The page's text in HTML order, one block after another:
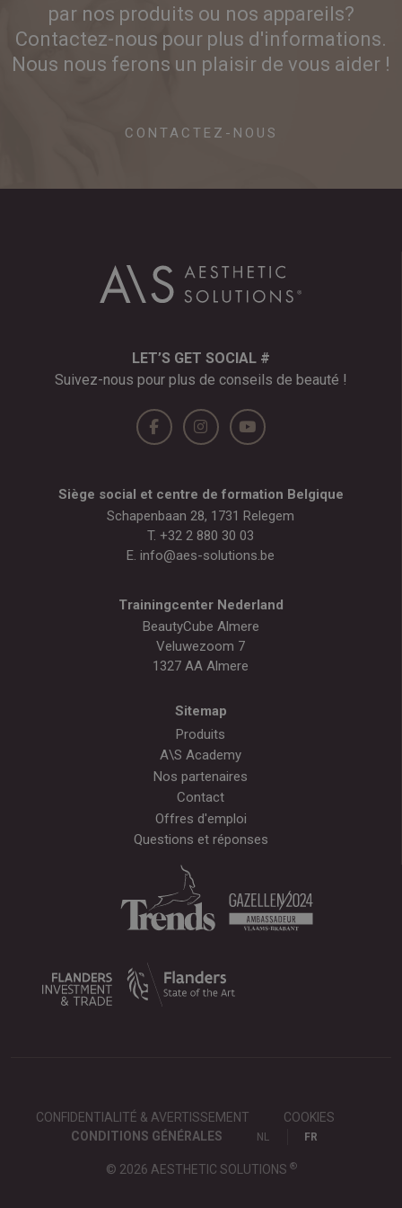
par nos produits ou nos appareils?
Contactez-nous pour plus d'informations.
Nous nous ferons un plaisir de vous aider !
CONTACTEZ-NOUS
LET’S GET SOCIAL #
Suivez-nous pour plus de conseils de beauté !
Siège social et centre de formation Belgique
Schapenbaan 28, 1731 Relegem
T. +32 2 880 30 03
E. info@aes-solutions.be
Trainingcenter Nederland
BeautyCube Almere
Veluwezoom 7
1327 AA Almere
Sitemap
Produits
A\S Academy
Nos partenaires
Contact
Offres d'emploi
Questions et réponses
CONFIDENTIALITÉ & AVERTISSEMENT
COOKIES
CONDITIONS GÉNÉRALES
NL FR
© 2026 AESTHETIC SOLUTIONS ®